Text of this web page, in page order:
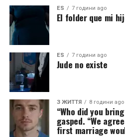
ES 7 години ago
El folder que mi
ES 7 години ago
Jude no existe
З ЖИТТЯ 8 години ago
“Who did you
gasped. “We
first marriage